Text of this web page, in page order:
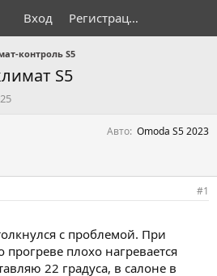
Вход Регистрация
контроль S5
S5
Авто Omoda S5 2023
#1
с проблемой. При
прогреве плохо нагревается
22 градуса, в салоне в